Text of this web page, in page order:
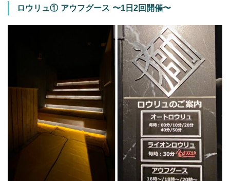
ロウリュ① アウフグース 〜1日2回開催〜